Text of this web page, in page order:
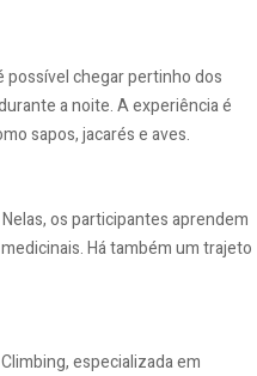
possível chegar pertinho dos
a noite. A experiência é
sapos, jacarés e aves.
os participantes aprendem
Há também um trajeto
especializada em